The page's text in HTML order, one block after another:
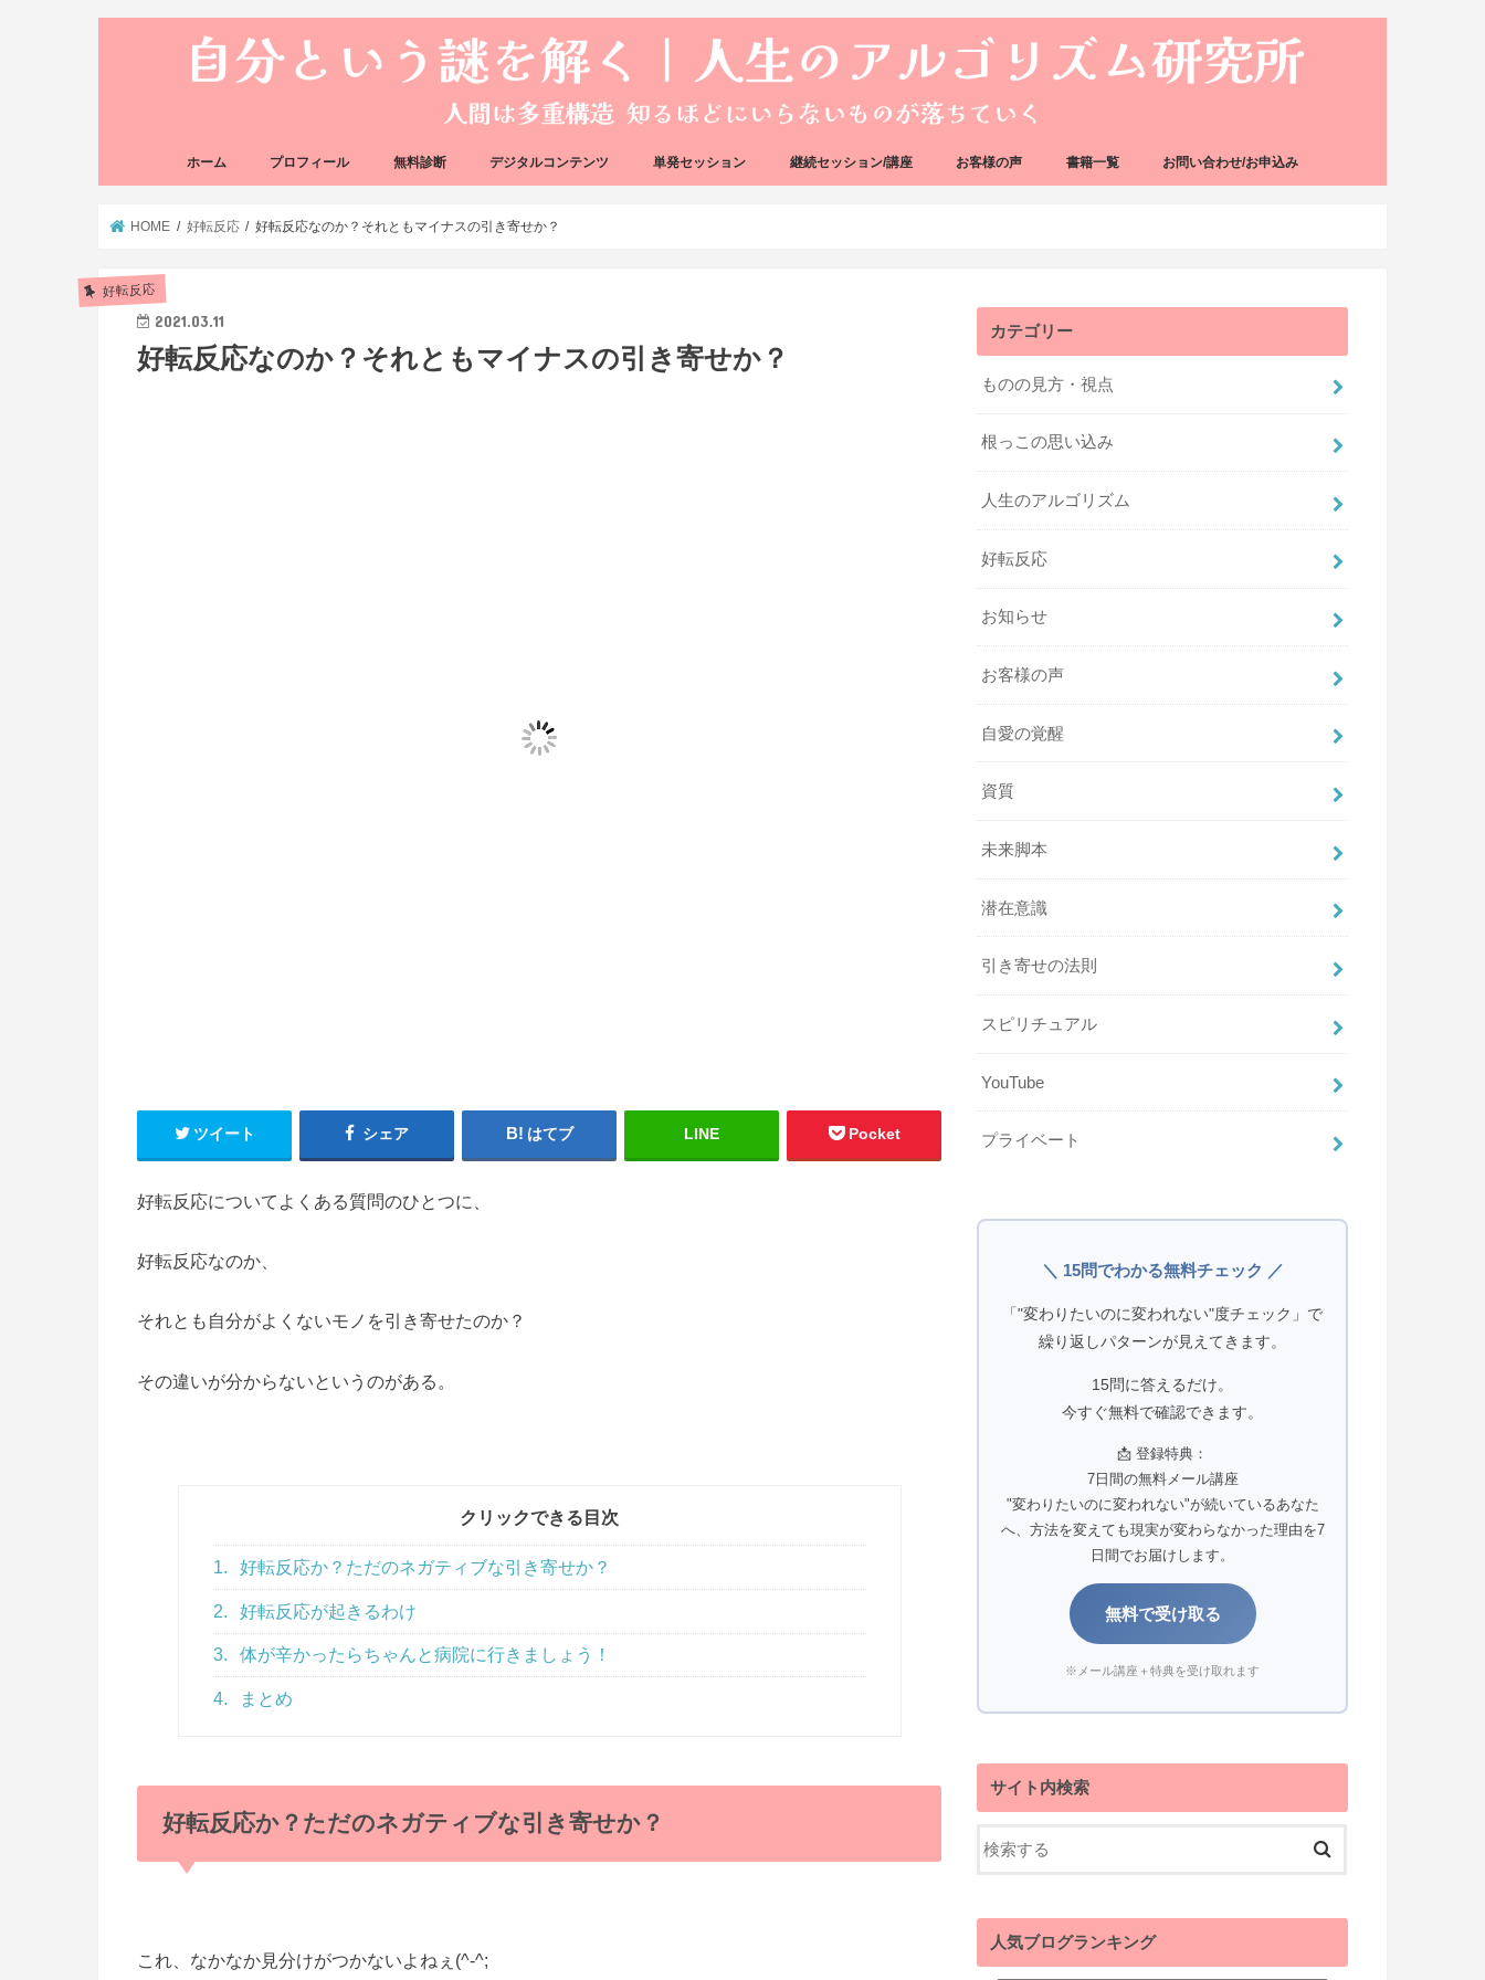
ホーム プロフィール 無料診断 デジタルコンテンツ 単発セッション 継続セッション/講座 お客様の声 書籍一覧 お問い合わせ/お申込み
HOME 好転反応 好転反応なのか？それともマイナスの引き寄せか？
好転反応
2021.03.11
好転反応なのか？それともマイナスの引き寄せか？
ツイート シェア はてブ LINE Pocket
好転反応についてよくある質問のひとつに、
好転反応なのか、
それとも自分がよくないモノを引き寄せたのか？
その違いが分からないというのがある。
クリックできる目次
1. 好転反応か？ただのネガティブな引き寄せか？
2. 好転反応が起きるわけ
3. 体が辛かったらちゃんと病院に行きましょう！
4. まとめ
好転反応か？ただのネガティブな引き寄せか？
これ、なかなか見分けがつかないよねぇ(^-^;
カテゴリー
ものの見方・視点
根っこの思い込み
人生のアルゴリズム
好転反応
お知らせ
お客様の声
自愛の覚醒
資質
未来脚本
潜在意識
引き寄せの法則
スピリチュアル
YouTube
プライベート
＼ 15問でわかる無料チェック ／
「"変わりたいのに変われない"度チェック」で
繰り返しパターンが見えてきます。
15問に答えるだけ。
今すぐ無料で確認できます。
📩 登録特典：
7日間の無料メール講座
"変わりたいのに変われない"が続いているあなた
へ、方法を変えても現実が変わらなかった理由を7
日間でお届けします。
無料で受け取る
※メール講座＋特典を受け取れます
サイト内検索
人気ブログランキング